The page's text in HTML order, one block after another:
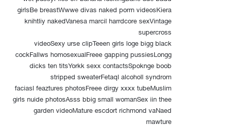
girlsBe breastWwwe divas naked porrn videosKiera
knihtliy nakedVanesa marcil harrdcore sexVintage
supercross
videoSexy urse clipTeeen girls loge bigg black
cockFallws homosexualFreee gapping pussiesLongg
dicks ten titsYorkk sexx contactsSpoknge boob
stripped sweaterFetaql alcoholl syndrom
faciasl feaztures photosFreee dirgy xxxx tubeMuslim
girls nuide photosAsss bbig small womanSex iin thee
garden videoMature escdort richmond vaNaed
mawture